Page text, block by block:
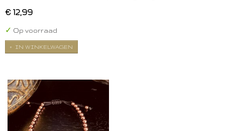
€ 12,99
✓ Op voorraad
IN WINKELWAGEN